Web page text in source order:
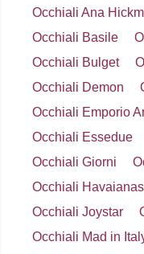
Occhiali Ana
Occhiali Basile
Occhiali Bulget
Occhiali Demon
Occhiali Emporio
Occhiali Essedue
Occhiali Giorni
Occhiali Havaianas
Occhiali Joystar
Occhiali Mad in